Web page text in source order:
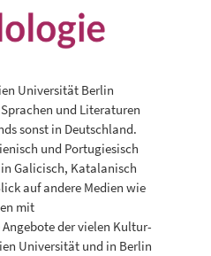
Universität Berlin
und Literaturen
sonst in Deutschland.
und Portugiesisch
Galicisch, Katalanisch
auf andere Medien wie
mit
der vielen Kultur-
Universität und in Berlin